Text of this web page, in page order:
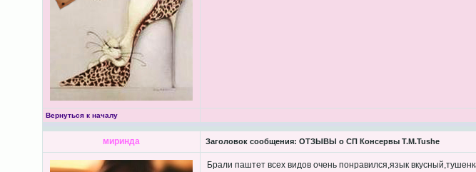
Вернуться к началу
миринда Заголовок сообщения: ОТЗЫВЫ о СП Консервы Т.М.Tushe
Брали паштет всех видов очень понравился,язык